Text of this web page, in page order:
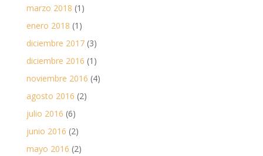
marzo 2018 (1)
enero 2018 (1)
diciembre 2017(3)
diciembre 2016 (1)
noviembre 2016 (4)
agosto 2016 (2)
julio 2016 (6)
junio 2016 (2)
mayo 2016 (2)